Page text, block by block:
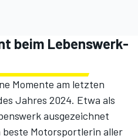
beim Lebenswerk-
Momente am letzten
Jahres 2024. Etwa als
ausgezeichnet
Motorsportlerin aller